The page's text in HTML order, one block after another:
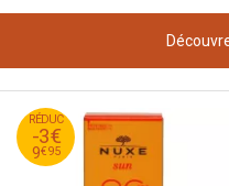
RÉDUC
-3€
9€95
12
€
95
9
€
95